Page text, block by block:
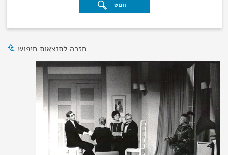
חפש
חזרה לתוצאות חיפוש